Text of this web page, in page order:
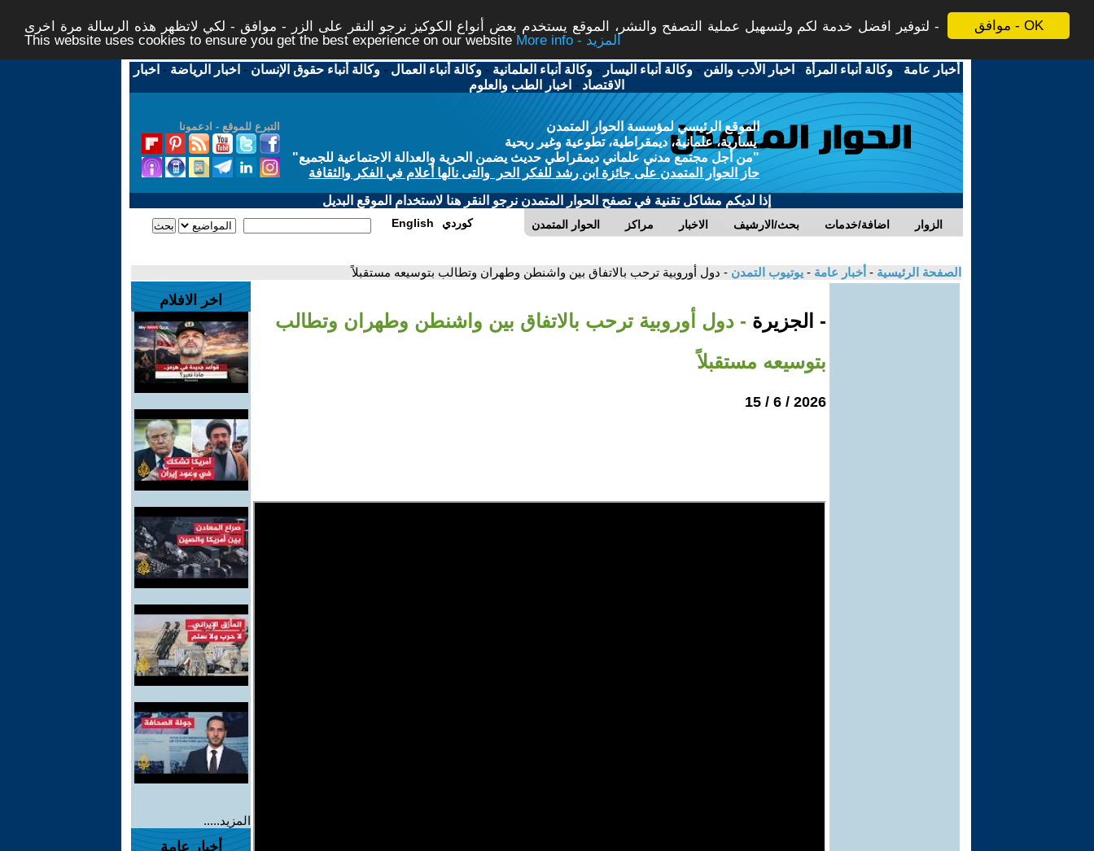
موافق - OK
لتوفير افضل خدمة لكم ولتسهيل عملية التصفح والنشر، الموقع يستخدم بعض أنواع الكوكيز نرجو النقر على الزر - موافق - لكي لاتظهر هذه الرسالة مرة اخرى -
This website uses cookies to ensure you get the best experience on our website
More info - المزيد
أخبار عامة -وكالة أنباء المرأة - اخبار الأدب والفن -وكالة أنباء اليسار -وكالة أنباء العلمانية -وكالة أنباء العمال -وكالة أنباء حقوق الإنسان - اخبار الرياضة - اخبار
الاقتصاد - اخبار الطب والعلوم
التبرع للموقع - ادعمونا
الموقع الرئيسي لمؤسسة الحوار المتمدن
يسارية، علمانية، ديمقراطية، تطوعية وغير ربحية
"من أجل مجتمع مدني علماني ديمقراطي حديث يضمن الحرية والعدالة الاجتماعية للجميع"
حاز الحوار المتمدن على جائزة ابن رشد للفكر الحر والتى نالها أعلام في الفكر والثقافة
إذا لديكم مشاكل تقنية في تصفح الحوار المتمدن نرجو النقر هنا لاستخدام الموقع البديل
الحوار المتمدن مراكز الاخبار بحث/الارشيف اضافة/خدمات الزوار English كوردي
الصفحة الرئيسية - أخبار عامة - يوتيوب التمدن - دول أوروبية ترحب بالاتفاق بين واشنطن وطهران وتطالب بتوسيعه مستقبلاً
- الجزيرة - دول أوروبية ترحب بالاتفاق بين واشنطن وطهران وتطالب
بتوسيعه مستقبلاً
2026 / 6 / 15
اخر الافلام
المزيد.....
أخبار عامة